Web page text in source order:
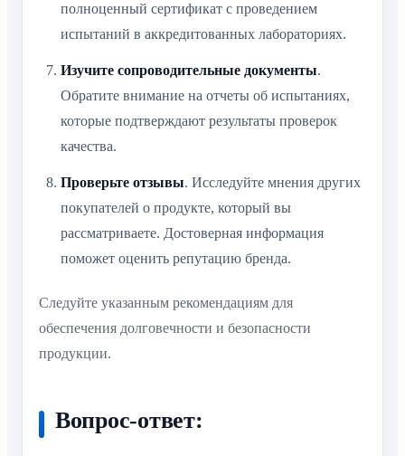
полноценный сертификат с проведением
испытаний в аккредитованных лабораториях.
Изучите сопроводительные документы.
Обратите внимание на отчеты об испытаниях,
которые подтверждают результаты проверок
качества.
Проверьте отзывы. Исследуйте мнения других
покупателей о продукте, который вы
рассматриваете. Достоверная информация
поможет оценить репутацию бренда.
Следуйте указанным рекомендациям для
обеспечения долговечности и безопасности
продукции.
Вопрос-ответ: